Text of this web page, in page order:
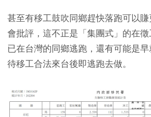
甚至有移工鼓吹同鄉趕快落跑可以
會批評，這不正是「集團式」的在
已在台灣的同鄉逃跑，還有可能是早
待移工合法來台後即逃跑去做。